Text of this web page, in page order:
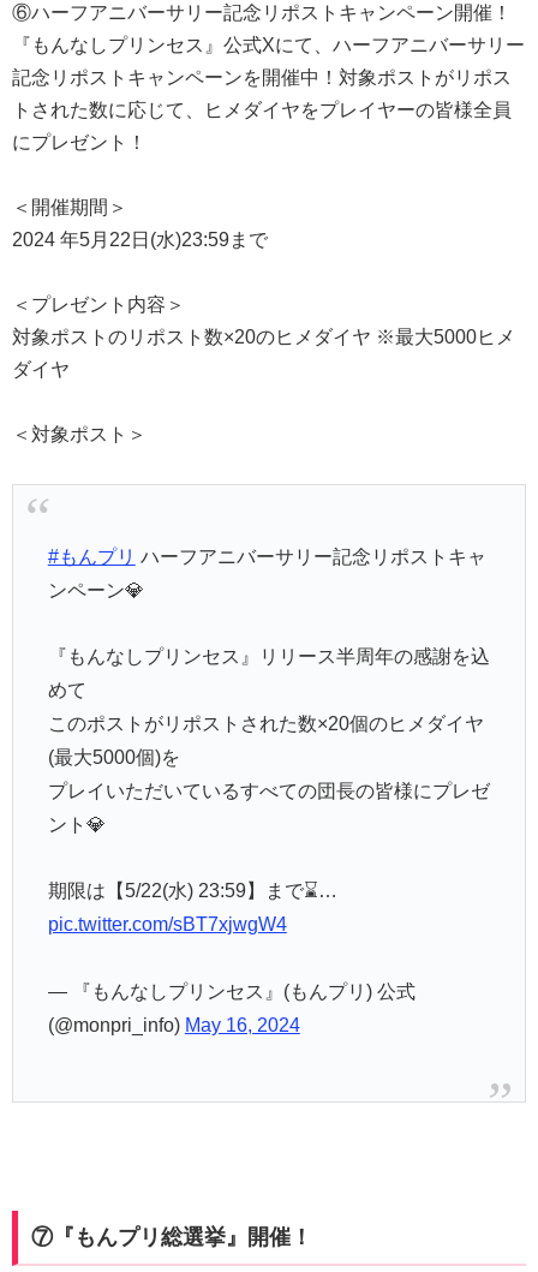
⑥ハーフアニバーサリー記念リポストキャンペーン開催！
『もんなしプリンセス』公式Xにて、ハーフアニバーサリー
記念リポストキャンペーンを開催中！対象ポストがリポス
トされた数に応じて、ヒメダイヤをプレイヤーの皆様全員
にプレゼント！
＜開催期間＞
2024 年5月22日(水)23:59まで
＜プレゼント内容＞
対象ポストのリポスト数×20のヒメダイヤ ※最大5000ヒメ
ダイヤ
＜対象ポスト＞
#もんプリ ハーフアニバーサリー記念リポストキャ
ンペーン💎
『もんなしプリンセス』リリース半周年の感謝を込
めて
このポストがリポストされた数×20個のヒメダイヤ
(最大5000個)を
プレイいただいているすべての団長の皆様にプレゼ
ント💎
期限は【5/22(水) 23:59】まで⌛…
pic.twitter.com/sBT7xjwgW4
— 『もんなしプリンセス』(もんプリ) 公式
(@monpri_info) May 16, 2024
⑦『もんプリ総選挙』開催！